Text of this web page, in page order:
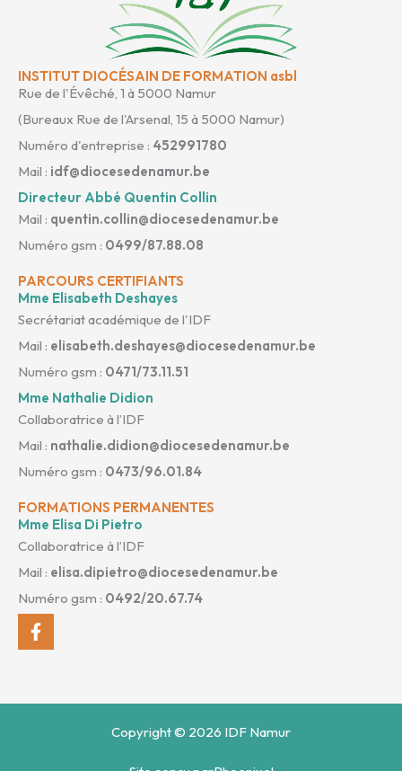
INSTITUT DIOCÉSAIN DE FORMATION asbl
Rue de l'Évêché, 1 à 5000 Namur
(Bureaux Rue de l'Arsenal, 15 à 5000 Namur)
Numéro d'entreprise : 452991780
Mail : idf@diocesedenamur.be
Directeur Abbé Quentin Collin
Mail : quentin.collin@diocesedenamur.be
Numéro gsm : 0499/87.88.08
PARCOURS CERTIFIANTS
Mme Elisabeth Deshayes
Secrétariat académique de l'IDF
Mail : elisabeth.deshayes@diocesedenamur.be
Numéro gsm : 0471/73.11.51
Mme Nathalie Didion
Collaboratrice à l’IDF
Mail : nathalie.didion@diocesedenamur.be
Numéro gsm : 0473/96.01.84
FORMATIONS PERMANENTES
Mme Elisa Di Pietro
Collaboratrice à l’IDF
Mail : elisa.dipietro@diocesedenamur.be
Numéro gsm : 0492/20.67.74
Facebook-
f
Copyright © 2026 IDF Namur